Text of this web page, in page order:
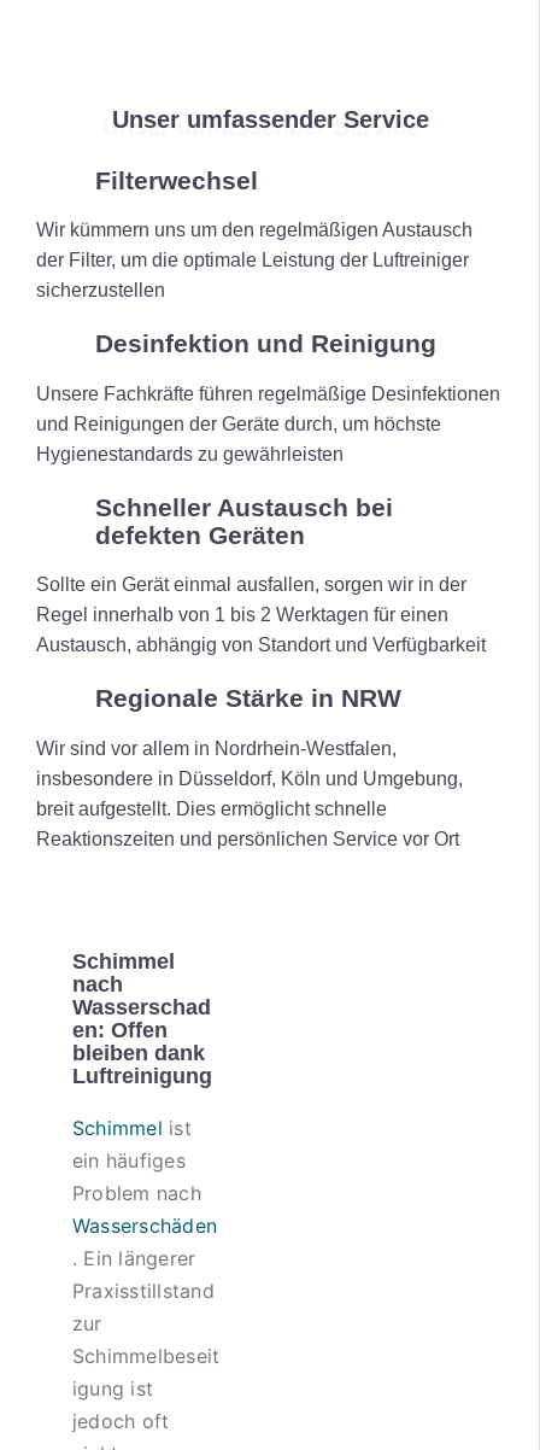
Unser umfassender Service
Filterwechsel
Wir kümmern uns um den regelmäßigen Austausch
der Filter, um die optimale Leistung der Luftreiniger
sicherzustellen
Desinfektion und Reinigung
Unsere Fachkräfte führen regelmäßige Desinfektionen
und Reinigungen der Geräte durch, um höchste
Hygienestandards zu gewährleisten
Schneller Austausch bei
defekten Geräten
Sollte ein Gerät einmal ausfallen, sorgen wir in der
Regel innerhalb von 1 bis 2 Werktagen für einen
Austausch, abhängig von Standort und Verfügbarkeit
Regionale Stärke in NRW
Wir sind vor allem in Nordrhein-Westfalen,
insbesondere in Düsseldorf, Köln und Umgebung,
breit aufgestellt. Dies ermöglicht schnelle
Reaktionszeiten und persönlichen Service vor Ort
Schimmel
nach
Wasserschad
en: Offen
bleiben dank
Luftreinigung
Schimmel ist
ein häufiges
Problem nach
Wasserschäden
. Ein längerer
Praxisstillstand
zur
Schimmelbeseit
igung ist
jedoch oft